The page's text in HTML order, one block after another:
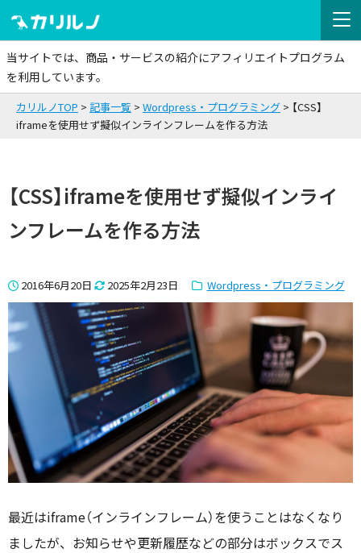
当サイトでは、商品・サービスの紹介にアフィリエイトプログラム
を利用しています。
カリルノTOP 記事一覧 Wordpress・プログラミング
【CSS】
iframeを使用せず擬似インラインフレームを作る方法
【CSS】iframeを使用せず擬似インライ
ンフレームを作る方法
2016年6月20日 2025年2月23日 Wordpress・プログラミング
最近はiframe（インラインフレーム）を使うことはなくなり
ましたが、お知らせや更新履歴などの部分はボックスでス